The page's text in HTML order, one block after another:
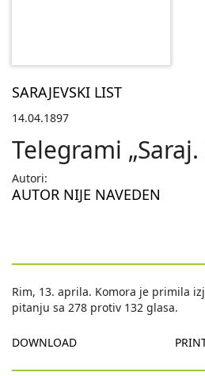
SARAJEVSKI LIST
14.04.1897
Telegrami „Saraj.
Autori:
AUTOR NIJE NAVEDEN
Rim, 13. aprila. Komora je primila
pitanju sa 278 protiv 132 glasa.
DOWNLOAD